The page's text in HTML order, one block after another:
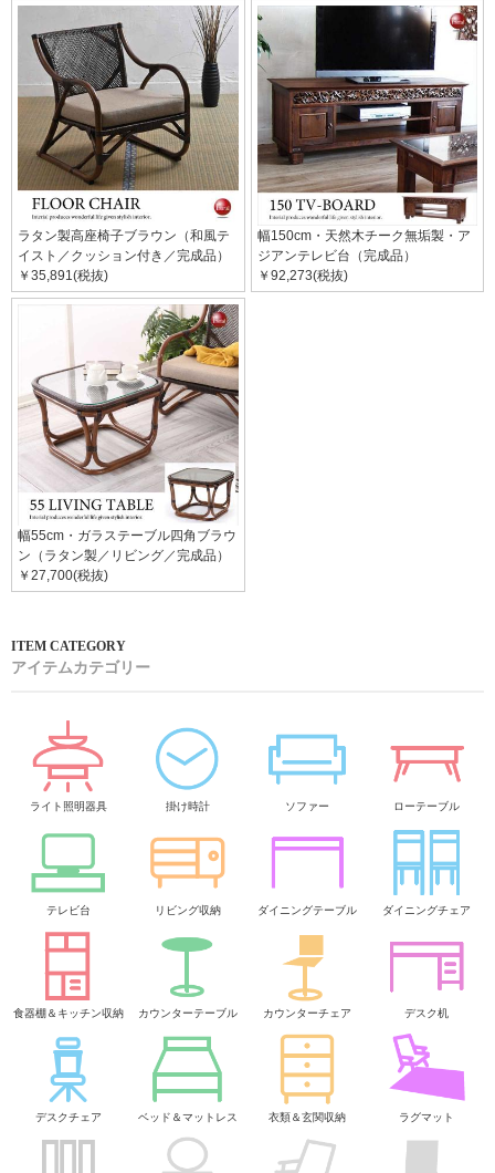
ラタン製高座椅子ブラウン（和風テ
イスト／クッション付き／完成品）
￥35,891(税抜)
幅150cm・天然木チーク無垢製・ア
ジアンテレビ台（完成品）
￥92,273(税抜)
幅55cm・ガラステーブル四角ブラウ
ン（ラタン製／リビング／完成品）
￥27,700(税抜)
アイテムカテゴリー
ライト照明器具 掛け時計 ソファー ローテーブル
テレビ台 リビング収納 ダイニングテーブル ダイニングチェア
食器棚＆キッチン収納 カウンターテーブル カウンターチェア デスク机
デスクチェア ベッド＆マットレス 衣類＆玄関収納 ラグマット